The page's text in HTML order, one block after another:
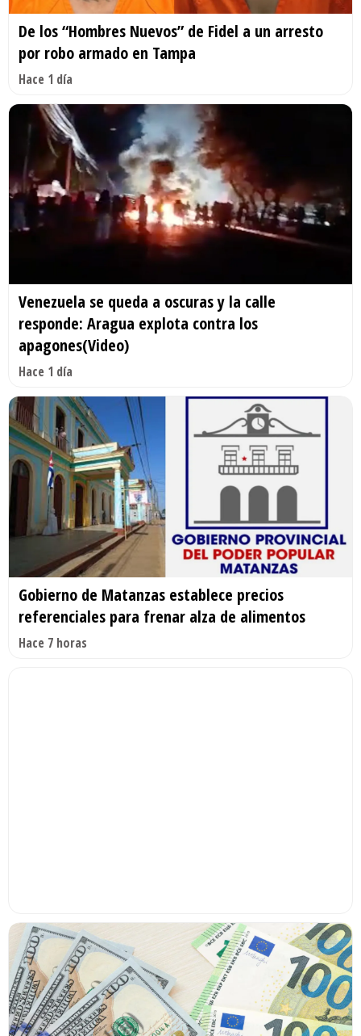
De los “Hombres Nuevos” de Fidel a un arresto
por robo armado en Tampa
Hace 1 día
Venezuela se queda a oscuras y la calle
responde: Aragua explota contra los
apagones(Video)
Hace 1 día
Gobierno de Matanzas establece precios
referenciales para frenar alza de alimentos
Hace 7 horas